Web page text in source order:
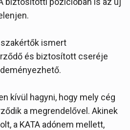
ismert
és biztosított cseréje
kívül hagyni, hogy mely cég
a megrendelővel. Akinek
a KATA adónem mellett,